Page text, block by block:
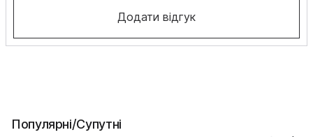
Додати відгук
Популярні/Супутні